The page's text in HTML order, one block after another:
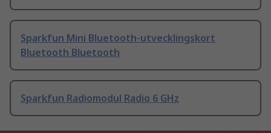
Sparkfun Mini Bluetooth-utvecklingskort
Bluetooth Bluetooth
Sparkfun Radiomodul Radio 6 GHz